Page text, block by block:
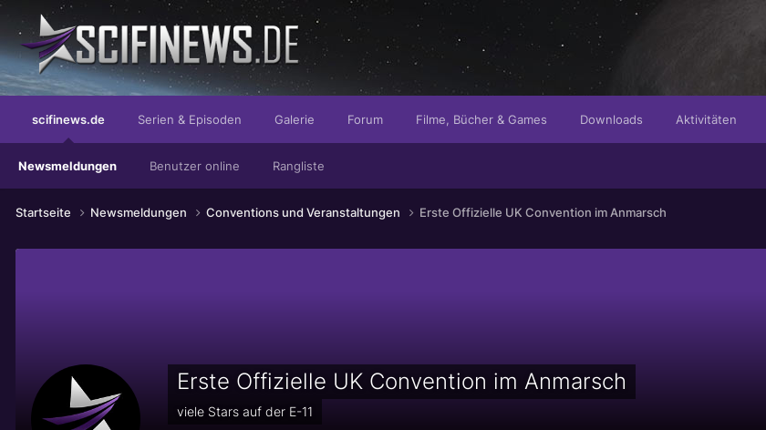
scifinews.de
Newsmeldungen Benutzer online Rangliste
Serien & Episoden Galerie Forum Filme, Bücher & Games Downloads Aktivitäten
Startseite Newsmeldungen Conventions und Veranstaltungen Erste Offizielle UK Convention im Anmarsch
Erste Offizielle UK Convention im Anmarsch
viele Stars auf der E-11